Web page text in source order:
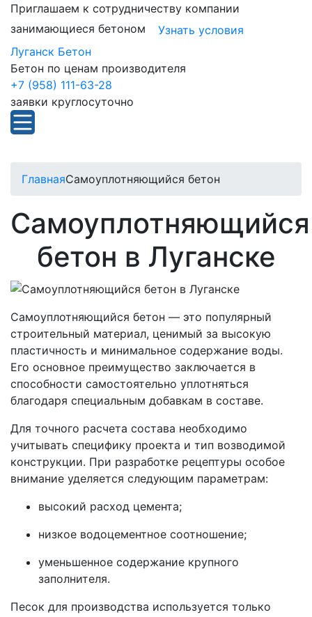
Приглашаем к сотрудничеству компании
занимающиеся бетоном
Узнать условия
Луганск Бетон
Бетон по ценам производителя
+7 (958) 111-63-28
заявки круглосуточно
ГлавнаяСамоуплотняющийся бетон
Самоуплотняющийся
бетон в Луганске
Самоуплотняющийся бетон — это популярный
строительный материал, ценимый за высокую
пластичность и минимальное содержание воды.
Его основное преимущество заключается в
способности самостоятельно уплотняться
благодаря специальным добавкам в составе.
Для точного расчета состава необходимо
учитывать специфику проекта и тип возводимой
конструкции. При разработке рецептуры особое
внимание уделяется следующим параметрам:
высокий расход цемента;
низкое водоцементное соотношение;
уменьшенное содержание крупного
заполнителя.
Песок для производства используется только